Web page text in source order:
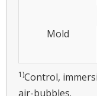
Mold
1)Control,
air-bubbles.